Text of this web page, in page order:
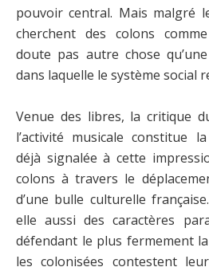
pouvoir central. Mais malgré
cherchent des colons
doute pas autre chose
dans laquelle le système social
Venue des libres, la critique
l’activité musicale constitue
déjà signalée à cette
colons à travers le
d’une bulle culturelle
elle aussi des caractères
défendant le plus fermement
les colonisées contestent